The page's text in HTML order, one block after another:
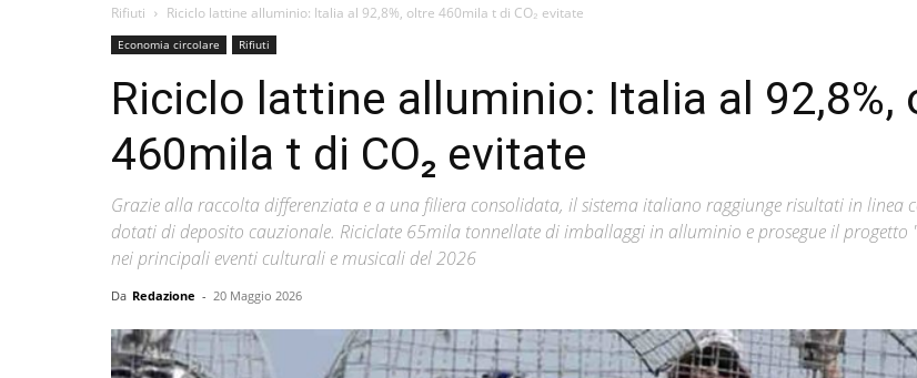
Rifiuti Riciclo lattine alluminio: Italia al 92,8%, oltre 460mila t di CO₂ evitate
Economia circolare Rifiuti
Riciclo lattine alluminio: Italia al 92,8%,
460mila t di CO₂ evitate
Grazie alla raccolta differenziata e a una filiera consolidata, il sistema italiano raggiunge risultati in linea
dotati di deposito cauzionale. Riciclate 65mila tonnellate di imballaggi in alluminio e prosegue il progetto
nei principali eventi culturali e musicali del 2026
Da Redazione - 20 Maggio 2026